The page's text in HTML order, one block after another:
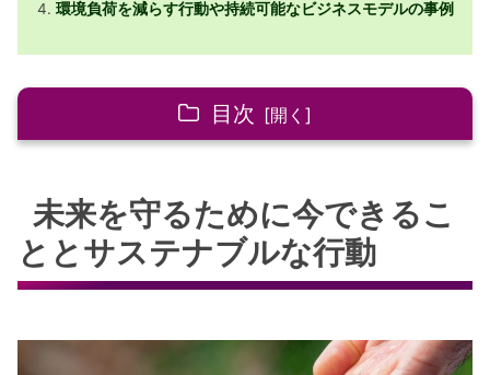
環境負荷を減らす行動や持続可能なビジネスモデルの事例
目次
ルな行動
自然との調和を考える生活のポイント
環境に優しいエネルギー源を選ぶには
サステナブルな投資で未来をサポート
未来を守るために今できるこ
ととサステナブルな行動